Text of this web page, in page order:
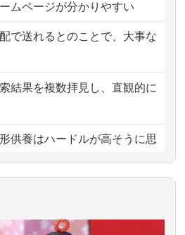
県の方からお申込み
野区の方からお申込み
県の方からお申込み
県の方からお申込み
ムページが分かりやすい
で送れるとのことで、大事な
結果を複数拝見し、直観的に
供養はハードルが高そうに思